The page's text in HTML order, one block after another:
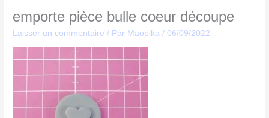
emporte pièce bulle coeur découpe
Laisser un commentaire / Par Maopika/06/09/2022